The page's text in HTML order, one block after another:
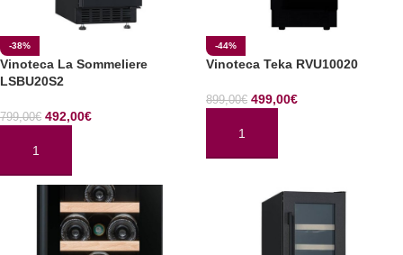
-38%
Vinoteca La Sommeliere
LSBU20S2
799,00€ 492,00€
AÑADIR AL CARRITO
-44%
Vinoteca Teka RVU10020
899,00€ 499,00€
AÑADIR AL CARRITO